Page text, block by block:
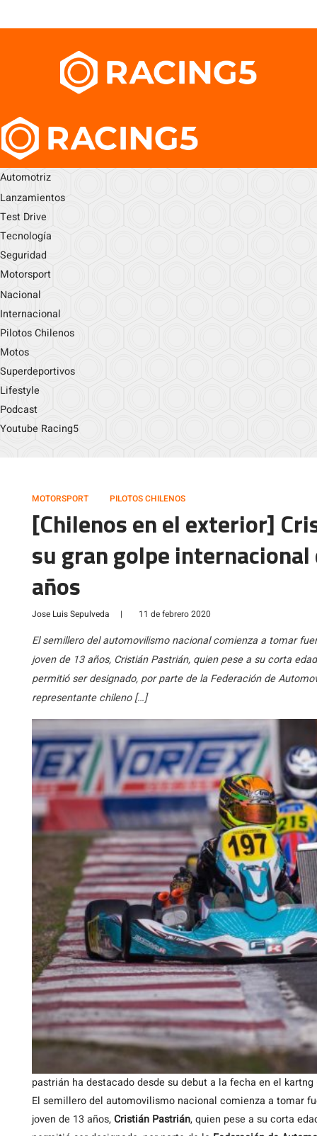
Automotriz
Lanzamientos
Test Drive
Tecnología
Seguridad
Motorsport
Nacional
Internacional
Pilotos Chilenos
Motos
Superdeportivos
Lifestyle
Podcast
Youtube Racing5
MOTORSPORT PILOTOS CHILENOS
[Chilenos en el exterior]
su gran golpe
años
Jose Luis Sepulveda | 11 de febrero 2020
El semillero del automovilismo nacional comienza a tomar
joven de 13 años, Cristián Pastrián, quien pese a su corta
permitió ser designado, por parte de la Federación de
representante chileno […]
pastrián ha destacado desde su debut a la fecha en el
El semillero del automovilismo nacional comienza a tomar
joven de 13 años,Cristián Pastrián, quien pese a su corta